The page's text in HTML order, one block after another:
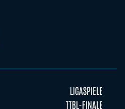
LIGASPIELE
TTBL-FINALE